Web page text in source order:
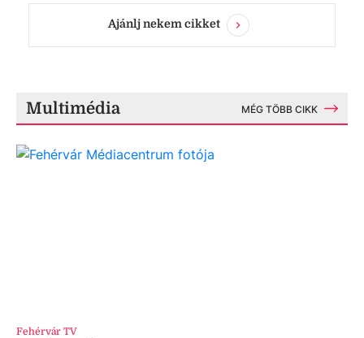
Ajánlj nekem cikket
Multimédia MÉG TÖBB CIKK
Fehérvár TV